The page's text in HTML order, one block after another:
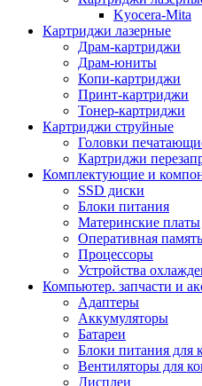
Kyocera-Mita
Картриджи лазерные
Драм-картриджи
Драм-юниты
Копи-картриджи
Принт-картриджи
Тонер-картриджи
Картриджи струйные
Головки
Картриджи
Комплектующие и
SSD диски
Блоки питания
Материнские платы
Оперативная память
Процессоры
Устройства
Компьютер. запчасти и
Адаптеры
Аккумуляторы
Батареи
Блоки питания для
Вентиляторы для
Дисплеи